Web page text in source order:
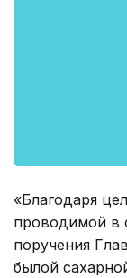
«Благодаря
проводимой в
поручения
былой